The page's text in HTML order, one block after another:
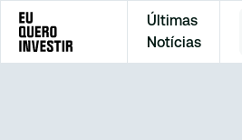
Últimas
Notícias
Home Cotações